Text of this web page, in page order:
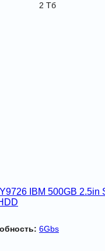
2 Тб
IBM 500GB 2.5in
6Gbs